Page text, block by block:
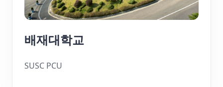
배재대학교
SUSC PCU